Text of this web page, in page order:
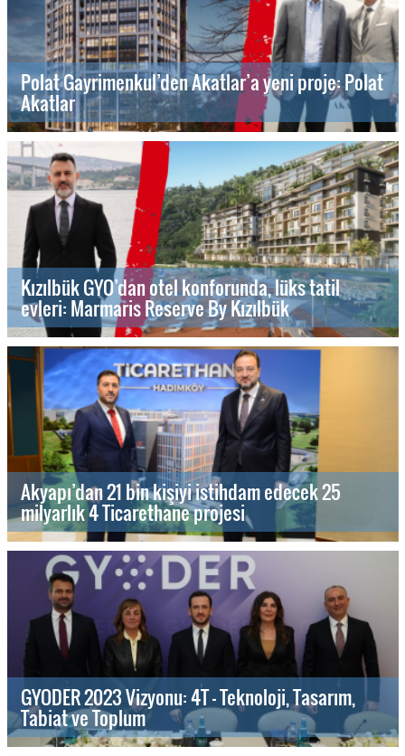
Polat Gayrimenkul’den Akatlar’a yeni proje: Polat
Akatlar
Kızılbük GYO’dan otel konforunda, lüks tatil
evleri: Marmaris Reserve By Kızılbük
Akyapı’dan 21 bin kişiyi istihdam edecek 25
milyarlık 4 Ticarethane projesi
GYODER 2023 Vizyonu: 4T - Teknoloji, Tasarım,
Tabiat ve Toplum